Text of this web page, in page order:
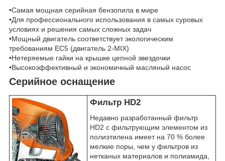
•Самая мощная серийная бензопила в мире
•Для профессионального использования в самых суровых
условиях и решения самых сложных задач
•Мощный двигатель соответствует экологическим
требованиям ЕС5 (двигатель 2-MIX)
•Нетеряемые гайки на крышке цепной звездочки
•Высокоэффективный и экономичный масляный насос
Серийное оснащение
Фильтр HD2
Недавно разработанный фильтр
HD2 с фильтрующим элементом из
полиэтилена имеет на 70 % более
мелкие поры, чем у фильтров из
нетканых материалов и полиамида,